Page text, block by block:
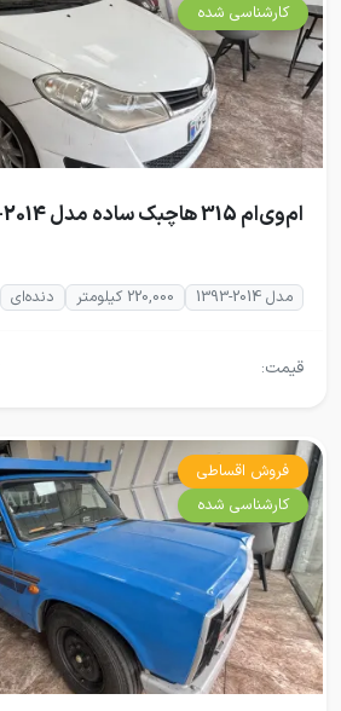
کارشناسی شده
ام‌وی‌ام 315 هاچبک ساده مدل 2014-1393
مدل 2014-1393 220,000 کیلومتر دنده‌ای
قیمت:
فروش اقساطی
کارشناسی شده